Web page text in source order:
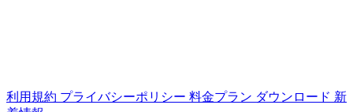
利用規約 プライバシーポリシー 料金プラン ダウンロード 新